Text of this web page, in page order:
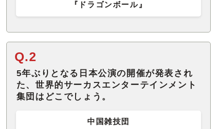
『ドラゴンボール』
Q.2
5年ぶりとなる日本公演の開催が発表され
た、世界的サーカスエンターテインメント
集団はどこでしょう。
中国雑技団